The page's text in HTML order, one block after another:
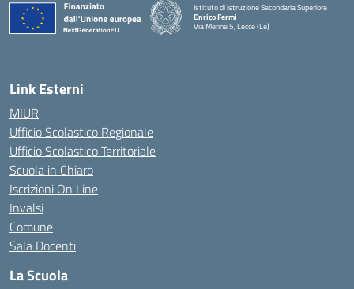
Istituto di istruzione Secondaria Superiore
Enrico Fermi
Via Merine 5, Lecce (Le)
Link Esterni
MIUR
Ufficio Scolastico Regionale
Ufficio Scolastico Territoriale
Scuola in Chiaro
Iscrizioni On Line
Invalsi
Comune
Sala Docenti
La Scuola